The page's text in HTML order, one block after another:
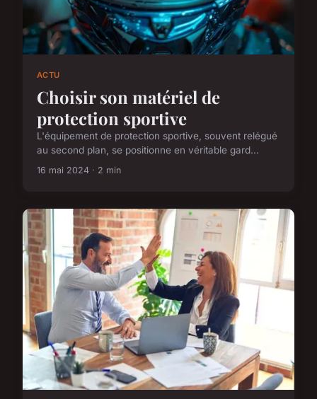
ACTU
Choisir son matériel de
protection sportive
L'équipement de protection sportive, souvent relégué
au second plan, se positionne en véritable gard...
16 mai 2024 · 2 min